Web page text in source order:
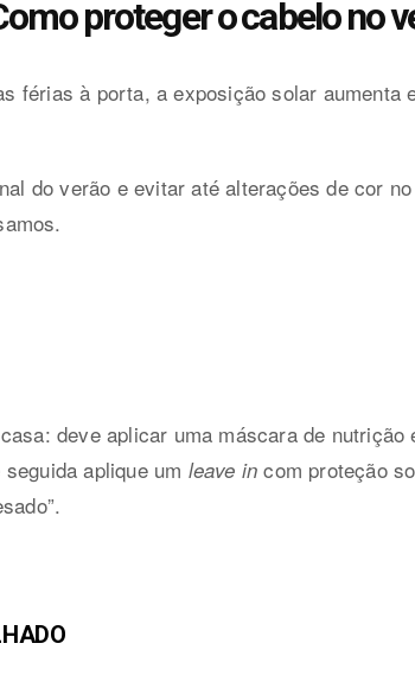
proteger o cabelo no
férias à porta, a exposição solar aumenta
do verão e evitar até alterações de cor
deve aplicar uma máscara de
aplique um leave in com proteção